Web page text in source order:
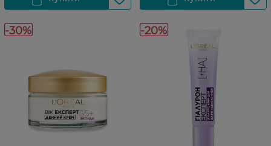
-30% -20%